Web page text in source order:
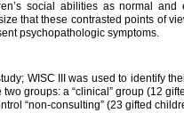
social abilities as normal
that these contrasted points of
psychopathologic symptoms.
WISC III was used to identify
groups: a “clinical” group (12
“non-consulting” (23 gifted